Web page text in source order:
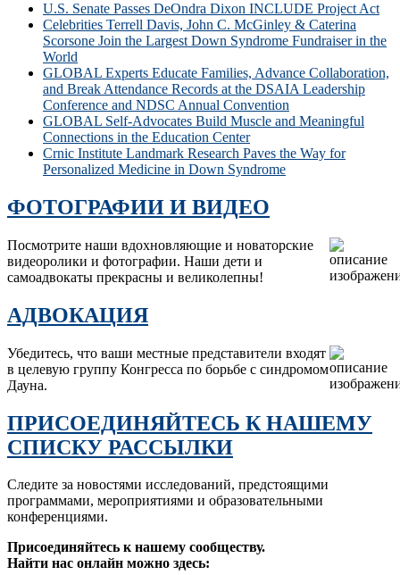
U.S. Senate Passes DeOndra Dixon INCLUDE Project Act
Celebrities Terrell Davis, John C. McGinley & Caterina
Scorsone Join the Largest Down Syndrome Fundraiser in the
World
GLOBAL Experts Educate Families, Advance Collaboration,
and Break Attendance Records at the DSAIA Leadership
Conference and NDSC Annual Convention
GLOBAL Self-Advocates Build Muscle and Meaningful
Connections in the Education Center
Crnic Institute Landmark Research Paves the Way for
Personalized Medicine in Down Syndrome
ФОТОГРАФИИ И ВИДЕО
Посмотрите наши вдохновляющие и новаторские
видеоролики и фотографии. Наши дети и
самоадвокаты прекрасны и великолепны!
АДВОКАЦИЯ
Убедитесь, что ваши местные представители входят
в целевую группу Конгресса по борьбе с синдромом
Дауна.
ПРИСОЕДИНЯЙТЕСЬ К НАШЕМУ
СПИСКУ РАССЫЛКИ
Следите за новостями исследований, предстоящими
программами, мероприятиями и образовательными
конференциями.
Присоединяйтесь к нашему сообществу.
Найти нас онлайн можно здесь: